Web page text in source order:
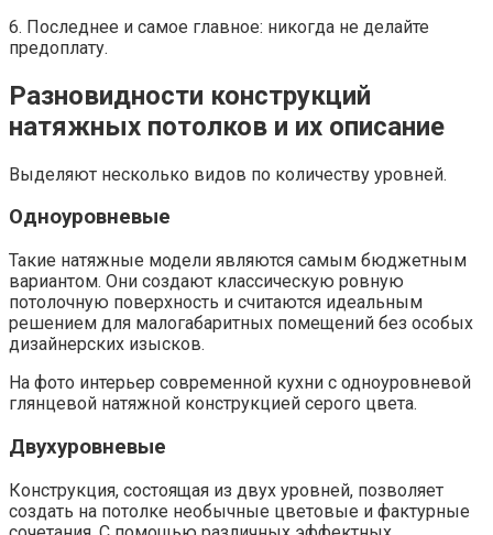
6. Последнее и самое главное: никогда не делайте
предоплату.
Разновидности конструкций
натяжных потолков и их описание
Выделяют несколько видов по количеству уровней.
Одноуровневые
Такие натяжные модели являются самым бюджетным
вариантом. Они создают классическую ровную
потолочную поверхность и считаются идеальным
решением для малогабаритных помещений без особых
дизайнерских изысков.
На фото интерьер современной кухни с одноуровневой
глянцевой натяжной конструкцией серого цвета.
Двухуровневые
Конструкция, состоящая из двух уровней, позволяет
создать на потолке необычные цветовые и фактурные